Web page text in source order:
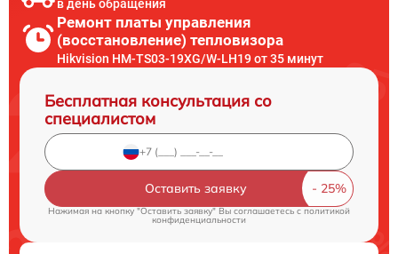
в день обращения
Ремонт платы управления
(восстановление) тепловизора
Hikvision HM-TS03-19XG/W-LH19 от 35 минут
Бесплатная консультация со
специалистом
Оставить заявку
Нажимая на кнопку "Оставить заявку" Вы соглашаетесь cполитикой
конфиденциальности